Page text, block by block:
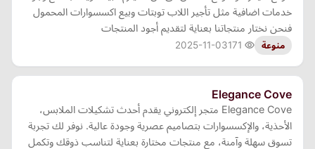
خدمات اضافية مثل تأجير اللاب توبتات وبيع اكسسوارات المحمول
فنحن نختار منتجاتنا بعناية لتقديم أجود المنتجات
منوعة 2025-11-03
Elegance Cove
Elegance Cove متجر إلكتروني يقدم أحدث تشكيلات الملابس،
الأحذية، والإكسسوارات بتصاميم عصرية وجودة عالية. نوفر لك تجربة
تسوق سهلة وآمنة، مع منتجات مختارة بعناية لتناسب ذوقك وتكمل